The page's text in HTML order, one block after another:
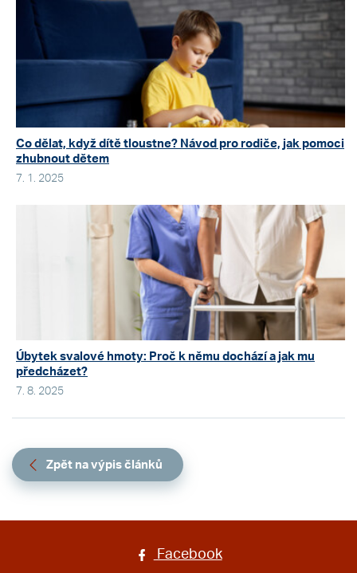
Co dělat, když dítě tloustne? Návod pro rodiče, jak pomoci
zhubnout dětem
7. 1. 2025
Úbytek svalové hmoty: Proč k němu dochází a jak mu
předcházet?
7. 8. 2025
Zpět na výpis článků
Facebook